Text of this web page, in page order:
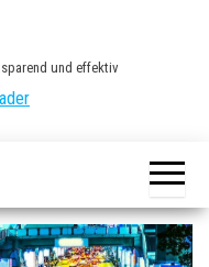
und effektiv